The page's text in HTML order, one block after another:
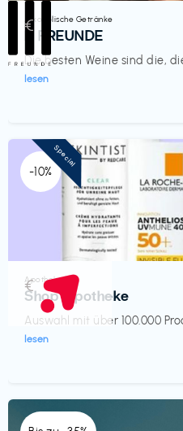
Alkoholische Getränke
III FREUNDE
Die besten Weine sind die,
lesen
€‎
-10%
Apotheke
Shop Apotheke
Auswahl mit über 100.000
lesen
€‎
Special